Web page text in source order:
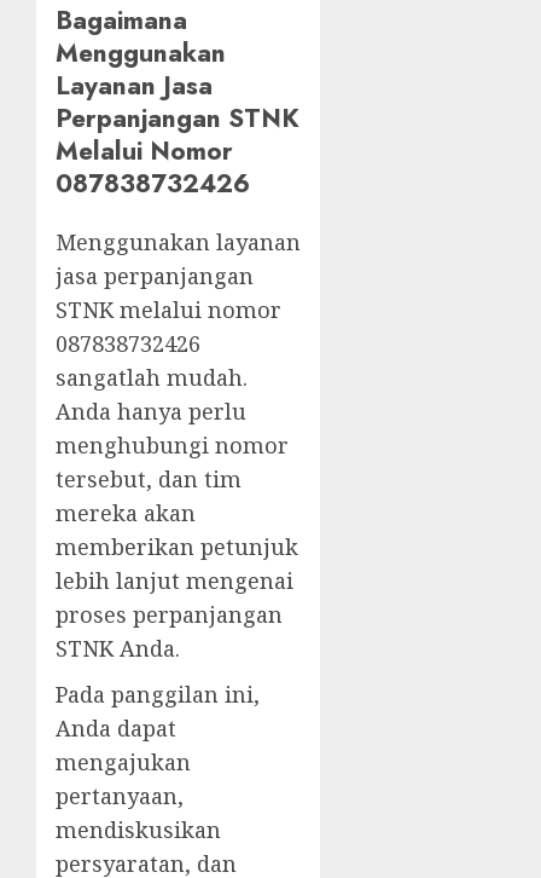
Bagaimana
Menggunakan
Layanan Jasa
Perpanjangan STNK
Melalui Nomor
087838732426
Menggunakan layanan
jasa perpanjangan
STNK melalui nomor
087838732426
sangatlah mudah.
Anda hanya perlu
menghubungi nomor
tersebut, dan tim
mereka akan
memberikan petunjuk
lebih lanjut mengenai
proses perpanjangan
STNK Anda.
Pada panggilan ini,
Anda dapat
mengajukan
pertanyaan,
mendiskusikan
persyaratan, dan